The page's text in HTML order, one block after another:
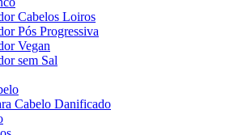
Cabelos Loiros
Pós Progressiva
Vegan
sem Sal
Cabelo Danificado